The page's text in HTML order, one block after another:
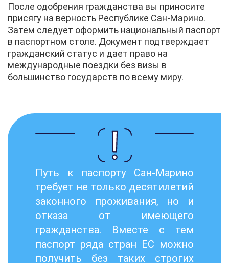
После одобрения гражданства вы приносите
присягу на верность Республике Сан-Марино.
Затем следует оформить национальный паспорт
в паспортном столе. Документ подтверждает
гражданский статус и дает право на
международные поездки без визы в
большинство государств по всему миру.
Путь к паспорту Сан-Марино
требует не только десятилетий
законного проживания, но и
отказа от имеющего
гражданства. Вместе с тем
паспорт ряда стран ЕС можно
получить без таких строгих